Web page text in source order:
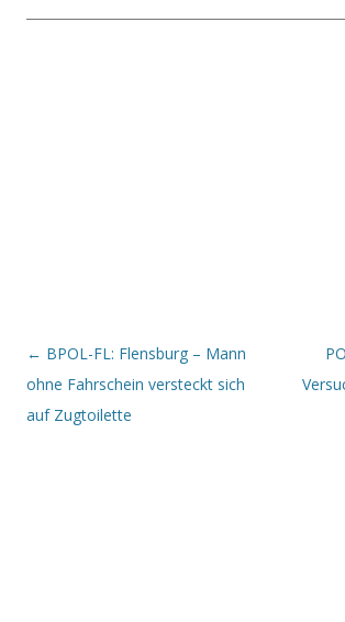
Beitrags-Navigation
← BPOL-FL: Flensburg – Mann
ohne Fahrschein versteckt sich
auf Zugtoilette